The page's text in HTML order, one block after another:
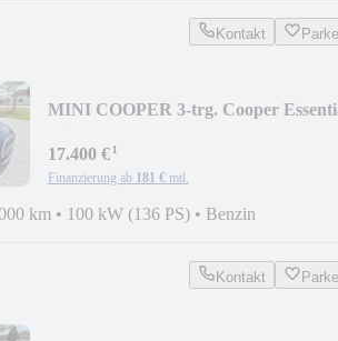
Kontakt
MINI COOPER 3-trg. Cooper
17.400 €¹
Finanzierung ab 181 € mtl.
km • 100 kW (136 PS) • Benzin
Kontakt